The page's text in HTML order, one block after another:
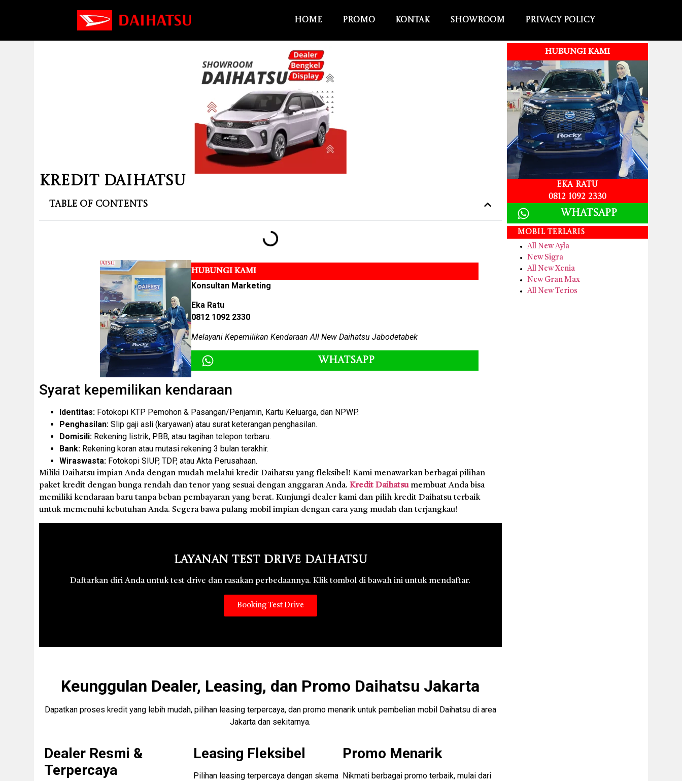
Home Promo Kontak Showroom Privacy Policy
Kredit Daihatsu
Table of Contents
HUBUNGI KAMI
Konsultan Marketing
Eka Ratu
0812 1092 2330
Melayani Kepemilikan Kendaraan All New Daihatsu Jabodetabek
Whatsapp
Syarat kepemilikan kendaraan
Identitas: Fotokopi KTP Pemohon & Pasangan/Penjamin, Kartu Keluarga, dan NPWP.
Penghasilan: Slip gaji asli (karyawan) atau surat keterangan penghasilan.
Domisili: Rekening listrik, PBB, atau tagihan telepon terbaru.
Bank: Rekening koran atau mutasi rekening 3 bulan terakhir.
Wiraswasta: Fotokopi SIUP, TDP, atau Akta Perusahaan.
Miliki Daihatsu impian Anda dengan mudah melalui kredit Daihatsu yang fleksibel! Kami menawarkan berbagai pilihan
paket kredit dengan bunga rendah dan tenor yang sesuai dengan anggaran Anda.Kredit Daihatsumembuat Anda bisa
memiliki kendaraan baru tanpa beban pembayaran yang berat. Kunjungi dealer kami dan pilih kredit Daihatsu terbaik
untuk memenuhi kebutuhan Anda. Segera bawa pulang mobil impian dengan cara yang mudah dan terjangkau!
Layanan Test Drive Daihatsu
Daftarkan diri Anda untuk test drive dan rasakan perbedaannya. Klik tombol di bawah ini untuk mendaftar.
Booking Test Drive
Keunggulan Dealer, Leasing, dan Promo Daihatsu Jakarta
Dapatkan proses kredit yang lebih mudah, pilihan leasing terpercaya, dan promo menarik untuk pembelian mobil Daihatsu di area
Jakarta dan sekitarnya.
Dealer Resmi &
Terpercaya
Leasing Fleksibel
Pilihan leasing terpercaya dengan skema
Promo Menarik
Nikmati berbagai promo terbaik, mulai dari
HUBUNGI KAMI
Eka Ratu
0812 1092 2330
Whatsapp
Mobil Terlaris
All New Ayla
New Sigra
All New Xenia
New Gran Max
All New Terios